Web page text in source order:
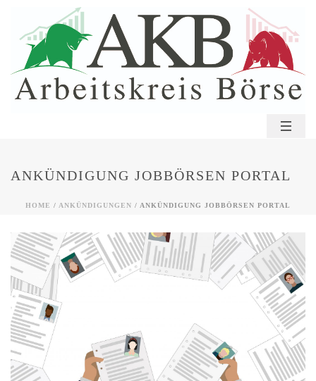
ANKÜNDIGUNG JOBBÖRSEN PORTAL
HOME / ANKÜNDIGUNGEN / ANKÜNDIGUNG JOBBÖRSEN PORTAL